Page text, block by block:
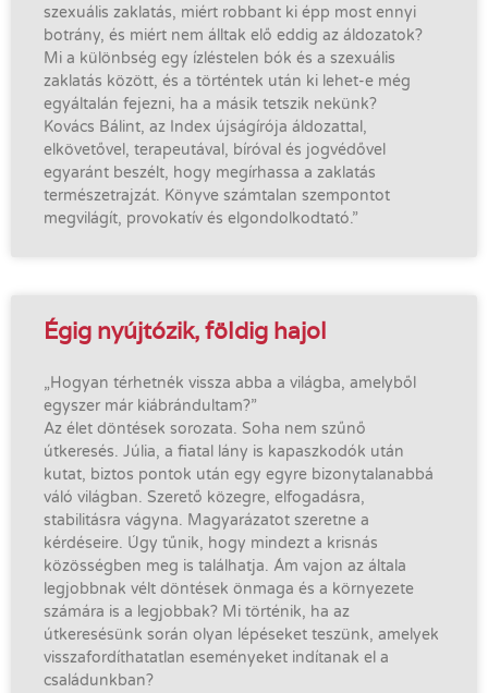
szexuális zaklatás, miért robbant ki épp most ennyi
botrány, és miért nem álltak elő eddig az áldozatok?
Mi a különbség egy ízléstelen bók és a szexuális
zaklatás között, és a történtek után ki lehet-e még
egyáltalán fejezni, ha a másik tetszik nekünk?
Kovács Bálint, az Index újságírója áldozattal,
elkövetővel, terapeutával, bíróval és jogvédővel
egyaránt beszélt, hogy megírhassa a zaklatás
természetrajzát. Könyve számtalan szempontot
megvilágít, provokatív és elgondolkodtató.”
Égig nyújtózik, földig hajol
„Hogyan térhetnék vissza abba a világba, amelyből
egyszer már kiábrándultam?”
Az élet döntések sorozata. Soha nem szűnő
útkeresés. Júlia, a fiatal lány is kapaszkodók után
kutat, biztos pontok után egy egyre bizonytalanabbá
váló világban. Szerető közegre, elfogadásra,
stabilitásra vágyna. Magyarázatot szeretne a
kérdéseire. Úgy tűnik, hogy mindezt a krisnás
közösségben meg is találhatja. Ám vajon az általa
legjobbnak vélt döntések önmaga és a környezete
számára is a legjobbak? Mi történik, ha az
útkeresésünk során olyan lépéseket teszünk, amelyek
visszafordíthatatlan eseményeket indítanak el a
családunkban?